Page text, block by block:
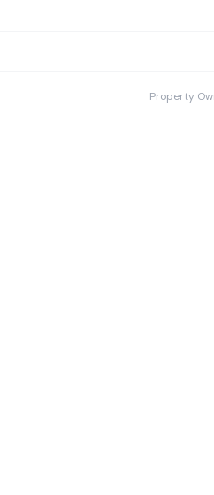
Property